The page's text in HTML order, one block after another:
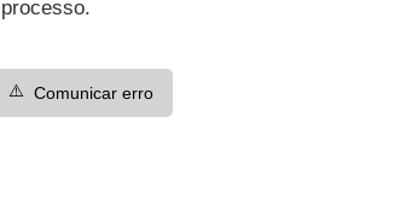
processo.
⚠️ Comunicar erro